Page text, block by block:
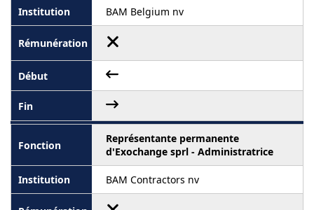
BAM Belgium nv
Représentante permanente
d'Exochange sprl - Administratrice
BAM Contractors nv